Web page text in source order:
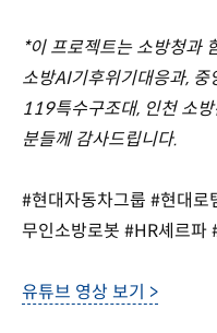
*이 프로젝트는 소방청과
소방AI기후위기대응과,
119특수구조대, 인천 소
분들께 감사드립니다.
#현대자동차그룹 #현대
무인소방로봇 #HR셰르
유튜브 영상 보기 >